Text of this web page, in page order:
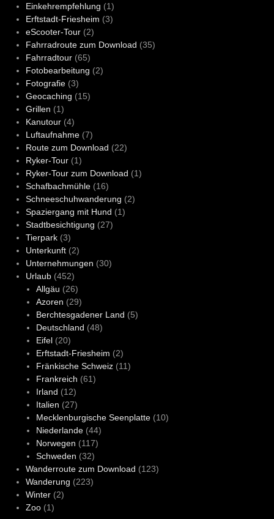
Einkehrempfehlung (1)
Erftstadt-Friesheim (3)
eScooter-Tour(2)
Fahrradroute zum Download (35)
Fahrradtour(65)
Fotobearbeitung (2)
Fotografie(3)
Geocaching (15)
Grillen (1)
Kanutour(4)
Luftaufnahme(7)
Route zum Download (22)
Ryker-Tour(1)
Ryker-Tour zum Download (1)
Schafbachmühle(16)
Schneeschuhwanderung (2)
Spaziergang mit Hund (1)
Stadtbesichtigung (27)
Tierpark(3)
Unterkunft(2)
Unternehmungen (30)
Urlaub(452)
Allgäu (26)
Azoren (29)
Berchtesgadener Land (5)
Deutschland (48)
Eifel(20)
Erftstadt-Friesheim (2)
Fränkische Schweiz(11)
Frankreich (61)
Irland (12)
Italien (27)
Mecklenburgische Seenplatte(10)
Niederlande(44)
Norwegen (117)
Schweden (32)
Wanderroute zum Download (123)
Wanderung (223)
Winter(2)
Zoo(1)